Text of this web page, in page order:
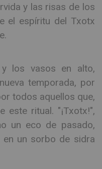
y las risas de los
el espíritu del Txotx
los vasos en alto,
temporada, por
todos aquellos que,
este ritual. "¡Txotx!",
un eco de pasado,
un sorbo de sidra